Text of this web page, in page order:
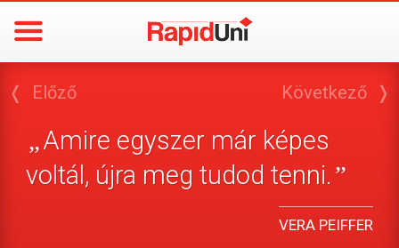
❬ Előző
„Amire egyszer már képes
voltál, újra meg tudod tenni.”
VERA PEIFFER
Következő ❭